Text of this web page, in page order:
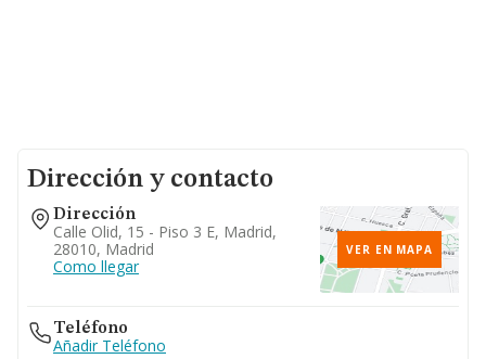
Dirección y contacto
Dirección
Calle Olid, 15 - Piso 3 E, Madrid,
28010, Madrid
Como llegar
VER EN MAPA
Teléfono
Añadir Teléfono